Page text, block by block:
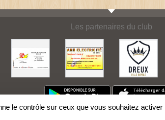
Les partenaires du club
le contrôle sur ceux que vous souhaitez activer